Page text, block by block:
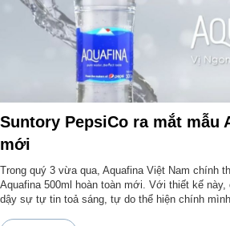
Suntory PepsiCo ra mắt mẫu
mới
Trong quý 3 vừa qua, Aquafina Việt Nam chính
Aquafina 500ml hoàn toàn mới. Với thiết kế
dậy sự tự tin toả sáng, tự do thể hiện chính